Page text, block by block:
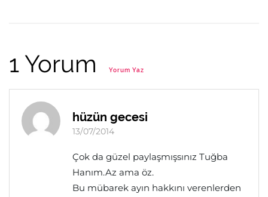
1 Yorum Yorum Yaz
hüzün gecesi
13/07/2014
Çok da güzel paylaşmışsınız Tuğba
Hanım.Az ama öz.
Bu mübarek ayın hakkını verenlerden